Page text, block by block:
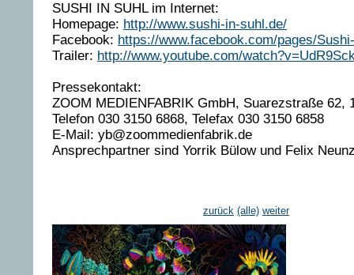
SUSHI IN SUHL im Internet:
Homepage: http://www.sushi-in-suhl.de/
Facebook: https://www.facebook.com/pages/
Trailer: http://www.youtube.com/
Pressekontakt:
ZOOM MEDIENFABRIK GmbH, Suarezstraße 62,
Telefon 030 3150 6868, Telefax 030 3150 6858
E-Mail: yb@zoommedienfabrik.de
Ansprechpartner sind Yorrik Bülow und Felix
zurück (alle) weiter